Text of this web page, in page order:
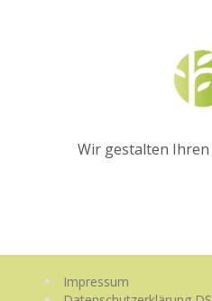
Wir gestalten
Impressum